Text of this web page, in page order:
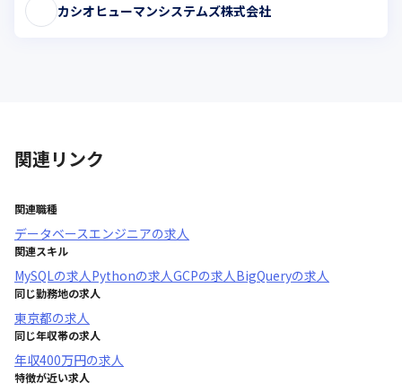
カシオヒューマンシステムズ株式会社
関連リンク
関連職種
データベースエンジニアの求人
関連スキル
MySQLの求人Pythonの求人GCPの求人BigQueryの求人
同じ勤務地の求人
東京都の求人
同じ年収帯の求人
年収400万円の求人
特徴が近い求人